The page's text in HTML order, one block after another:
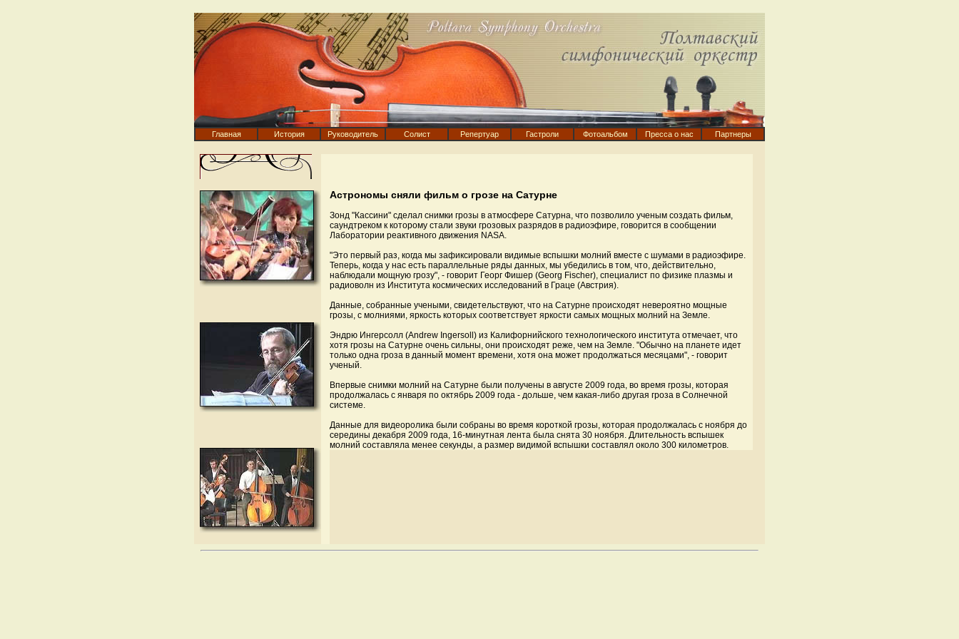
Главная История Руководитель Солист Репертуар Гастроли Фотоальбом Пресса о нас Партнеры
Астрономы сняли фильм о грозе на Сатурне
Зонд "Кассини" сделал снимки грозы в атмосфере Сатурна, что позволило ученым создать фильм,
саундтреком к которому стали звуки грозовых разрядов в радиоэфире, говорится в сообщении
Лаборатории реактивного движения NASA.
"Это первый раз, когда мы зафиксировали видимые вспышки молний вместе с шумами в радиоэфире.
Теперь, когда у нас есть параллельные ряды данных, мы убедились в том, что, действительно,
наблюдали мощную грозу", - говорит Георг Фишер (Georg Fischer), специалист по физике плазмы и
радиоволн из Института космических исследований в Граце (Австрия).
Данные, собранные учеными, свидетельствуют, что на Сатурне происходят невероятно мощные
грозы, с молниями, яркость которых соответствует яркости самых мощных молний на Земле.
Эндрю Ингерсолл (Andrew Ingersoll) из Калифорнийского технологического института отмечает, что
хотя грозы на Сатурне очень сильны, они происходят реже, чем на Земле. "Обычно на планете идет
только одна гроза в данный момент времени, хотя она может продолжаться месяцами", - говорит
ученый.
Впервые снимки молний на Сатурне были получены в августе 2009 года, во время грозы, которая
продолжалась с января по октябрь 2009 года - дольше, чем какая-либо другая гроза в Солнечной
системе.
Данные для видеоролика были собраны во время короткой грозы, которая продолжалась с ноября до
середины декабря 2009 года, 16-минутная лента была снята 30 ноября. Длительность вспышек
молний составляла менее секунды, а размер видимой вспышки составлял около 300 километров.